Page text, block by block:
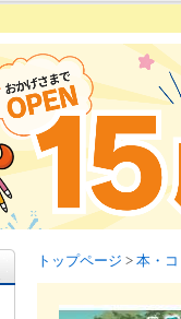
トップページ > 本・コ